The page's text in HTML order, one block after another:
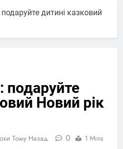
дитині казковий
подаруйте
Новий рік
Тому Назад 0 1 Mins